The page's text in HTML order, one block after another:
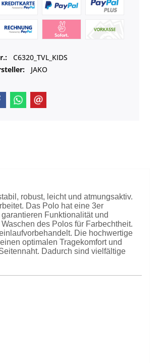
C6320_TVL_KIDS
JAKO
robust, leicht und atmungsaktiv.
Das Polo hat eine 3er
Funktionalität und
des Polos für Farbechtheit.
Die hochwertige
optimalen Tragekomfort und
Dadurch sind vielfältige